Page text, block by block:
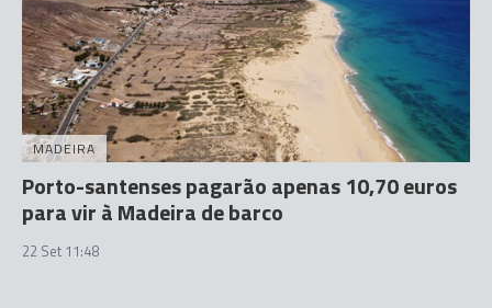
MADEIRA
Porto-santenses pagarão apenas 10,70 euros
para vir à Madeira de barco
22 Set 11:48